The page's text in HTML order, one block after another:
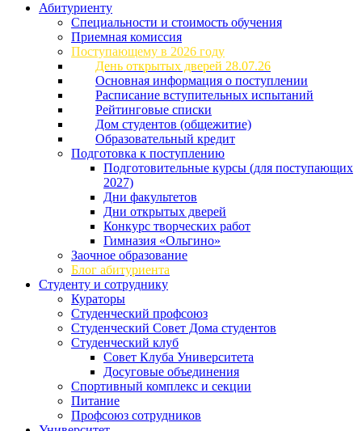
Абитуриенту
Специальности и стоимость обучения
Приемная комиссия
Поступающему в 2026 году
День открытых дверей 28.07.26
Основная информация о поступлении
Расписание вступительных испытаний
Рейтинговые списки
Дом студентов (общежитие)
Образовательный кредит
Подготовка к поступлению
Подготовительные курсы (для поступающих
2027)
Дни факультетов
Дни открытых дверей
Конкурс творческих работ
Гимназия «Ольгино»
Заочное образование
Блог абитуриента
Студенту и сотруднику
Кураторы
Студенческий профсоюз
Студенческий Совет Дома студентов
Студенческий клуб
Совет Клуба Университета
Досуговые объединения
Спортивный комплекс и секции
Питание
Профсоюз сотрудников